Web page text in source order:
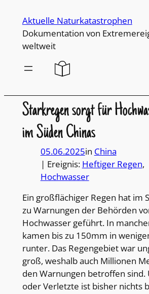
Inhalt
wechseln
Aktuelle Naturkatastrophen
Dokumentation von
weltweit
Starkregen sorgt für
im Süden Chinas
05.06.2025in China
| Ereignis: Heftiger Regen
Hochwasser
Ein großflächiger Regen hat im
zu Warnungen der Behörden
Hochwasser geführt. In
kamen bis zu 150mm in
runter. Das Regengebiet war
groß, weshalb auch Millionen
den Warnungen betroffen sind.
oder Verletzte ist bisher nichts